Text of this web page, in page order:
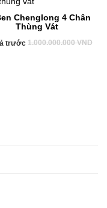
Chenglong 4 Chân
Thùng Vát
trước 1.000.000.000 VND